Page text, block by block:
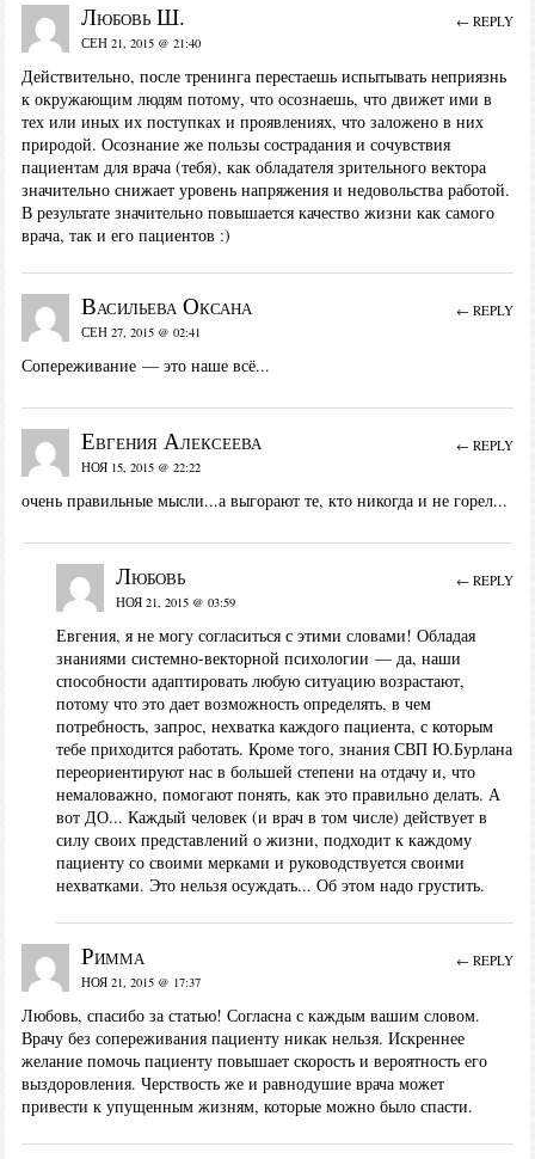
Любовь Ш.
СЕН 21, 2015 @ 21:40
Действительно, после тренинга перестаешь испытывать неприязнь
к окружающим людям потому, что осознаешь, что движет ими в
тех или иных их поступках и проявлениях, что заложено в них
природой. Осознание же пользы сострадания и сочувствия
пациентам для врача (тебя), как обладателя зрительного вектора
значительно снижает уровень напряжения и недовольства работой.
В результате значительно повышается качество жизни как самого
врача, так и его пациентов :)
← REPLY
Васильева Оксана
СЕН 27, 2015 @ 02:41
Сопереживание — это наше всё...
← REPLY
Евгения Алексеева
НОЯ 15, 2015 @ 22:22
очень правильные мысли...а выгорают те, кто никогда и не горел...
← REPLY
Любовь
НОЯ 21, 2015 @ 03:59
Евгения, я не могу согласиться с этими словами! Обладая
знаниями системно-векторной психологии — да, наши
способности адаптировать любую ситуацию возрастают,
потому что это дает возможность определять, в чем
потребность, запрос, нехватка каждого пациента, с которым
тебе приходится работать. Кроме того, знания СВП Ю.Бурлана
переориентируют нас в большей степени на отдачу и, что
немаловажно, помогают понять, как это правильно делать. А
вот ДО... Каждый человек (и врач в том числе) действует в
силу своих представлений о жизни, подходит к каждому
пациенту со своими мерками и руководствуется своими
нехватками. Это нельзя осуждать... Об этом надо грустить.
← REPLY
Римма
НОЯ 21, 2015 @ 17:37
Любовь, спасибо за статью! Согласна с каждым вашим словом.
Врачу без сопереживания пациенту никак нельзя. Искреннее
желание помочь пациенту повышает скорость и вероятность его
выздоровления. Черствость же и равнодушие врача может
привести к упущенным жизням, которые можно было спасти.
← REPLY